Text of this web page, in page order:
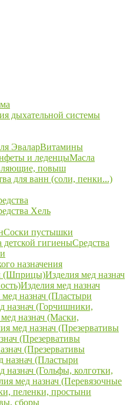
дыхательной системы
ЭваларВитамины
и леденцыМасла
повыш
для ванн (соли, пенки...)
Хель
Соски пустышки
детской гигиеныСредства
назначения
(Шприцы)Изделия мед назнач
Изделия мед назнач
назнач (Пластыри
назнач (Горчишники,
назнач (Маски,
мед назнач (Презервативы
(Презервативы
(Презервативы
назнач (Пластыри
назнач (Гольфы, колготки,
мед назнач (Перевязочные
пеленки, простыни
сборы